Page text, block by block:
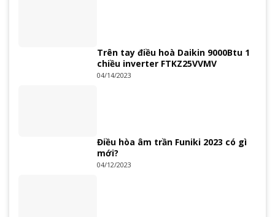
Trên tay điều hoà Daikin 9000Btu 1
chiều inverter FTKZ25VVMV
04/14/2023
Điều hòa âm trần Funiki 2023 có gì
mới?
04/12/2023